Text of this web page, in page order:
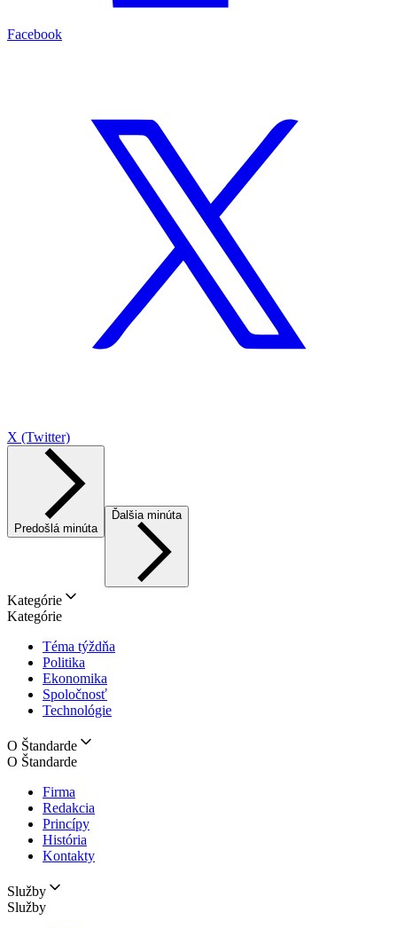
Facebook
X (Twitter)
Predošlá minúta
Ďalšia minúta
Kategórie
Kategórie
Téma týždňa
Politika
Ekonomika
Spoločnosť
Technológie
O Štandarde
O Štandarde
Firma
Redakcia
Princípy
História
Kontakty
Služby
Služby